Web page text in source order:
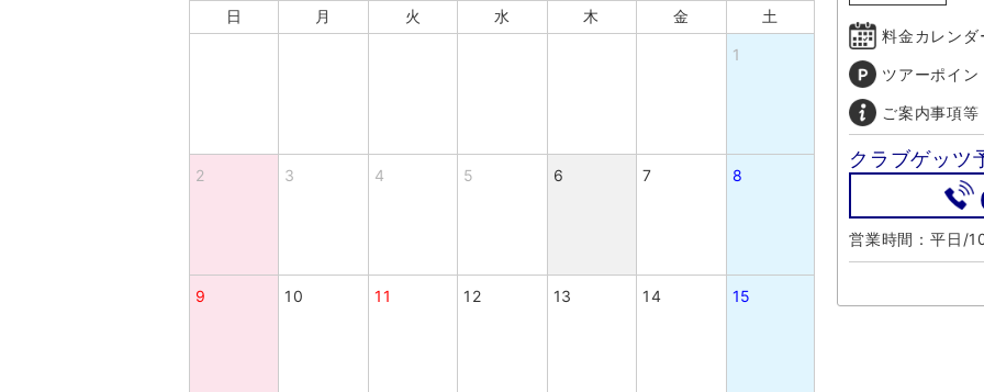
日 月 火 水 木 金 土
1
2 3 4 5 6 7 8
9 10 11 12 13 14 15
料金カレンダ
ツアーポイン
ご案内事項等
クラブゲッツ
営業時間：平日/